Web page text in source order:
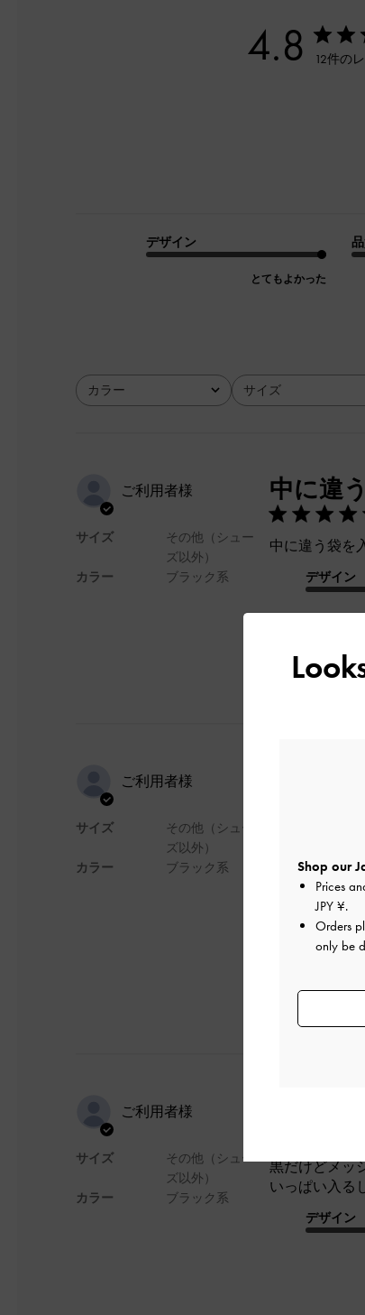
4.8 12件の
デザイン
とてもよかった
カラー
全て サイズ
全て
ご利用者様
サイズ
カラー
その他（シュー
ズ以外）
ブラック系
中に違
中に違う袋を
デザイン
ご利用者様
サイズ
カラー
その他（シュー
ズ以外）
ブラック系
大きめトート
夏以外にも使
デザイン
ご利用者様
サイズ
カラー
その他（シュー
ズ以外）
ブラック系
黒だけどメッ
いっぱい入る
デザイン
Shop our
Prices
JPY ¥.
Orders
only be